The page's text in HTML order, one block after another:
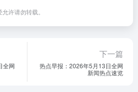
许请勿转载。
全网
下一篇
热点早报：2026年5月13日全网
新闻热点速览